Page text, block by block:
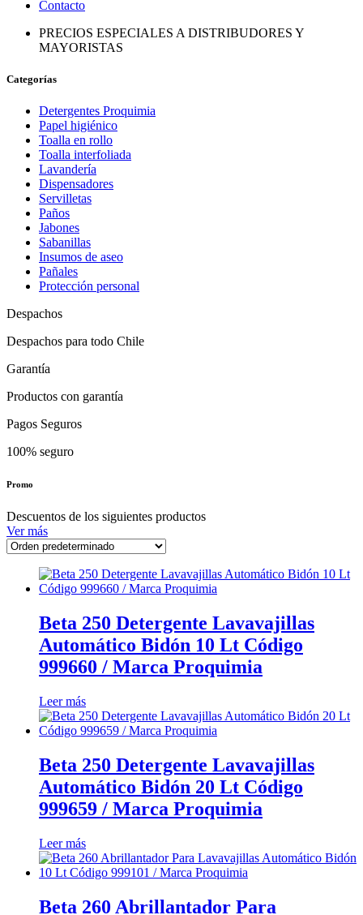
Contacto
PRECIOS ESPECIALES A DISTRIBUDORES Y
MAYORISTAS
Categorías
Detergentes Proquimia
Papel higiénico
Toalla en rollo
Toalla interfoliada
Lavandería
Dispensadores
Servilletas
Paños
Jabones
Sabanillas
Insumos de aseo
Pañales
Protección personal
Despachos
Despachos para todo Chile
Garantía
Productos con garantía
Pagos Seguros
100% seguro
Promo
Descuentos de los siguientes productos
Ver más
Beta 250 Detergente Lavavajillas
Automático Bidón 10 Lt Código
999660 / Marca Proquimia
Leer más
Beta 250 Detergente Lavavajillas
Automático Bidón 20 Lt Código
999659 / Marca Proquimia
Leer más
Beta 260 Abrillantador Para